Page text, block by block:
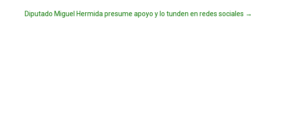
Diputado Miguel Hermida presume apoyo y lo tunden en redes sociales →